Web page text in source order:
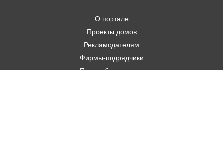
О портале
Проекты домов
Рекламодателям
Фирмы-подрядчики
Правообладателям